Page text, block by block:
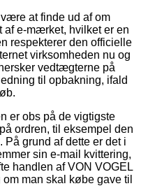
at finde ud af om
af e-mærket, hvilket er en
respekterer den officielle
virksomheden nu og
vedtægterne på
til opbakning, ifald
er obs på de vigtigste
ordren, til eksempel den
På grund af dette er det i
sin e-mail kvittering,
handlen af VON VOGEL
man skal købe gave til